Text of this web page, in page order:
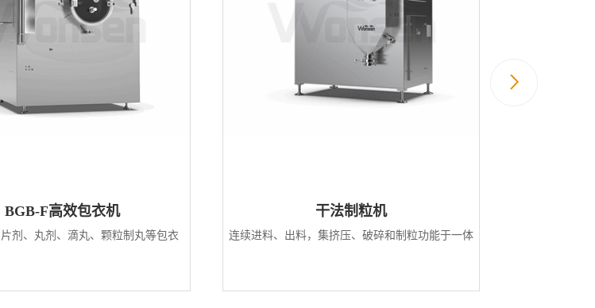
BGB-F高效包衣机
剂、丸剂、滴丸、颗粒制丸等包衣
干法制粒机
连续进料、出料，集挤压、破碎和制粒功能于一体